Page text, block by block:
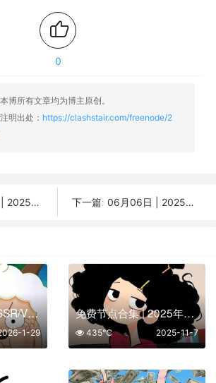
0
博所有文章均为博主原创。
明出处： https://clashstair.com/freenode/2
Shadowrocket/Clash订阅链接 下一篇: 06月06日 | 2025年分享最新36个免费节点,SSR/V2ray/Shadowrocket/Clash订阅链接
免费获取2026年SSR/V2Ray/Clash节点 | 01月29日可用
1-29
免费节点合集 | 2025年11月07日SSR/V2Ray/Clash订阅整理
2025-11-7
435℃